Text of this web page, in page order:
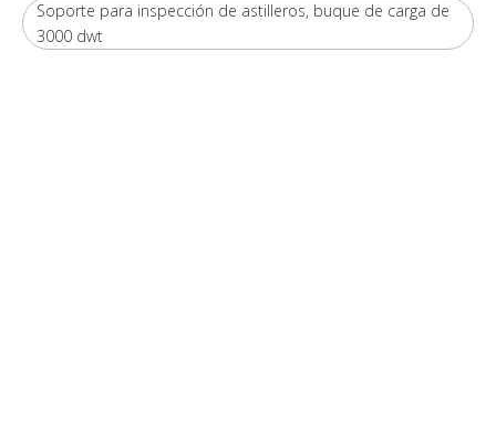
Soporte para inspección de astilleros, buque de carga de
3000 dwt